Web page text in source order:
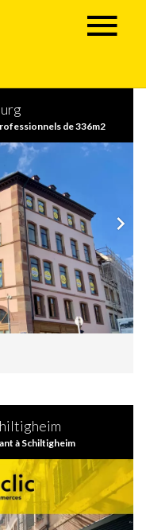
de 336m2
à Schiltigheim